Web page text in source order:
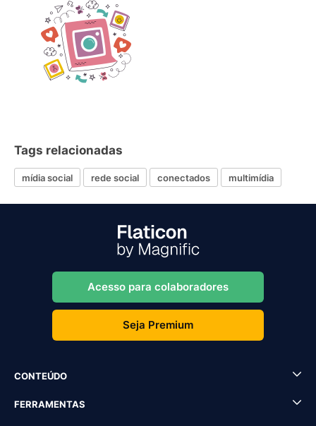
Tags relacionadas
mídia social rede social conectados multimídia
Acesso para colaboradores
Seja Premium
CONTEÚDO
FERRAMENTAS